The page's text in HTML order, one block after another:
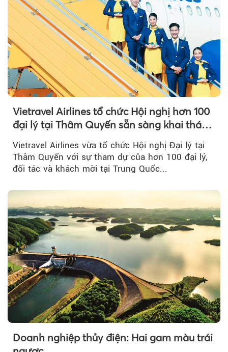
Vietravel Airlines tổ chức Hội nghị hơn 100
đại lý tại Thâm Quyến sẵn sàng khai thác
đường bay thẳng TP.HCM - Thâm Quyến
Vietravel Airlines vừa tổ chức Hội nghị Đại lý tại
Thâm Quyến với sự tham dự của hơn 100 đại lý,
đối tác và khách mời tại Trung Quốc...
Doanh nghiệp thủy điện: Hai gam màu trái